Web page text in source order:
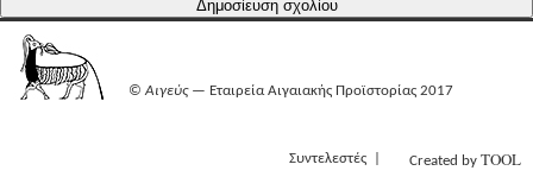
© Αιγεύς— Εταιρεία Αιγαιακής Προϊστορίας 2017
Συντελεστές Created by TOOL